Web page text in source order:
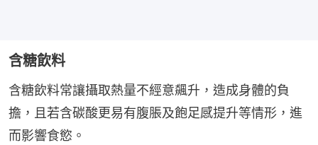
含糖飲料
含糖飲料常讓攝取熱量不經意飆升，造成身體的負
擔，且若含碳酸更易有腹脹及飽足感提升等情形，進
而影響食慾。